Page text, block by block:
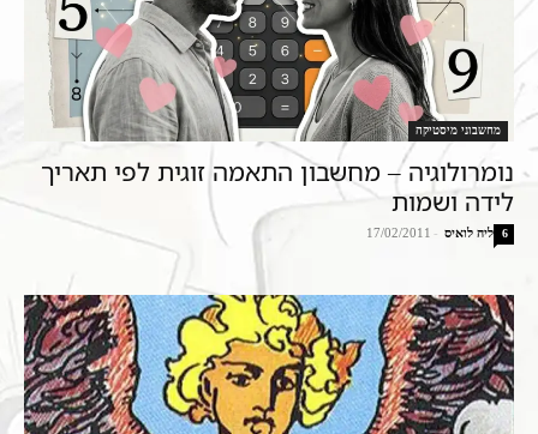
מחשבוני מיסטיקה
נומרולוגיה – מחשבון התאמה זוגית לפי תאריך
לידה ושמות
ליה לואיס -
17/02/2011 6